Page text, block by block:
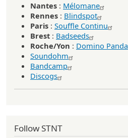
Nantes : Mélomane
Rennes : Blindspot
Paris : Souffle Continu
Brest : Badseeds
Roche/Yon : Domino Panda
Soundohm
Bandcamp
Discogs
Follow STNT